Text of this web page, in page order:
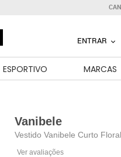
ENTRAR
ESPORTIVO MARCAS
Vanibele
Vestido Vanibele Curto Floral
Ver avaliações